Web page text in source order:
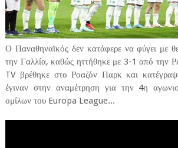
Ο Παναθηναϊκός δεν κατάφερε να φύγει με
την Γαλλία, καθώς ηττήθηκε με 3-1 από την
TV βρέθηκε στο Ροαζόν Παρκ και
έγιναν στην αναμέτρηση για την 4η
ομίλων του Europa League...